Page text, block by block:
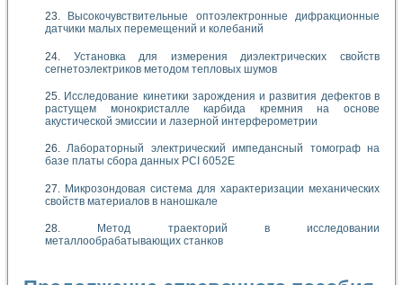
Высокочувствительные оптоэлектронные дифракционные
датчики малых перемещений и колебаний
Установка для измерения диэлектрических свойств
сегнетоэлектриков методом тепловых шумов
Исследование кинетики зарождения и развития дефектов в
растущем монокристалле карбида кремния на основе
акустической эмиссии и лазерной интерферометрии
Лабораторный электрический импедансный томограф на
базе платы сбора данных PCI 6052E
Микрозондовая система для характеризации механических
свойств материалов в наношкале
Метод траекторий в исследовании
металлообрабатывающих станков